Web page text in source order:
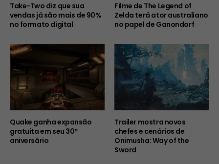
Take-Two diz que sua
vendas já são mais de 90%
no formato digital
Filme de The Legend of
Zelda terá ator australiano
no papel de Ganondorf
Quake ganha expansão
gratuita em seu 30º
aniversário
Trailer mostra novos
chefes e cenários de
Onimusha: Way of the
Sword